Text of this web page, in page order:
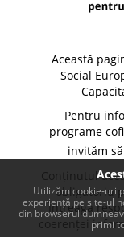
Această
Social
Pentru
programe
invităm
Conținutul
obligatoriu
Întreaga
coerenței
Utilizăm cookie-uri
experiență pe site-ul
din browserul
primi